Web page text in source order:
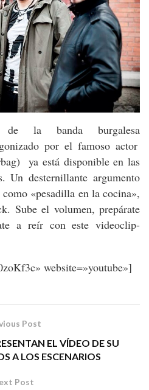
la banda burgalesa
por el famoso actor
ya está disponible en las
Un desternillante argumento
«pesadilla en la cocina»,
Sube el volumen, prepárate
a reír con este videoclip-
website=»youtube»]
Post
EL VÍDEO DE SU
A LOS ESCENARIOS
Post